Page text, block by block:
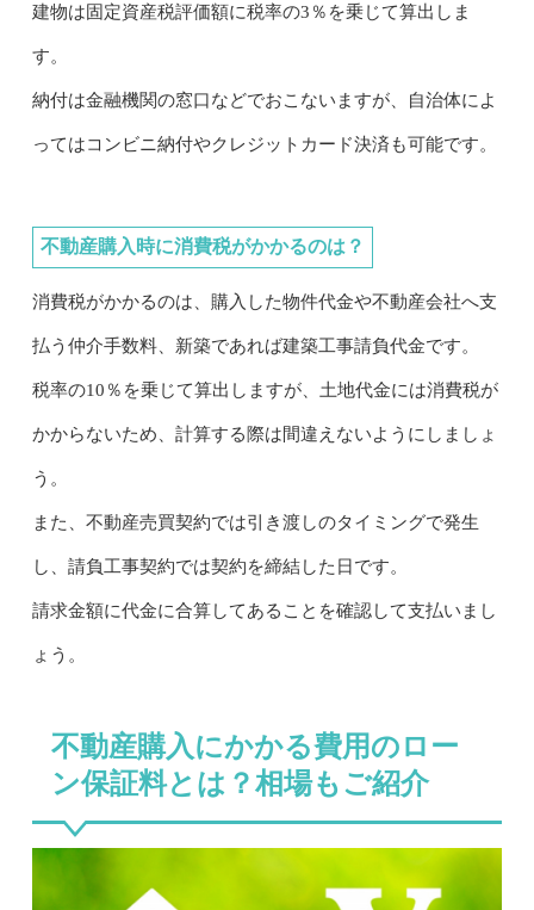
建物は固定資産税評価額に税率の3％を乗じて算出しま
す。
納付は金融機関の窓口などでおこないますが、自治体によ
ってはコンビニ納付やクレジットカード決済も可能です。
不動産購入時に消費税がかかるのは？
消費税がかかるのは、購入した物件代金や不動産会社へ支
払う仲介手数料、新築であれば建築工事請負代金です。
税率の10％を乗じて算出しますが、土地代金には消費税が
かからないため、計算する際は間違えないようにしましょ
う。
また、不動産売買契約では引き渡しのタイミングで発生
し、請負工事契約では契約を締結した日です。
請求金額に代金に合算してあることを確認して支払いまし
ょう。
不動産購入にかかる費用のロー
ン保証料とは？相場もご紹介